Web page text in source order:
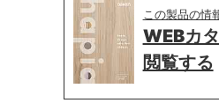
この製品の情
WEBカ
閲覧する